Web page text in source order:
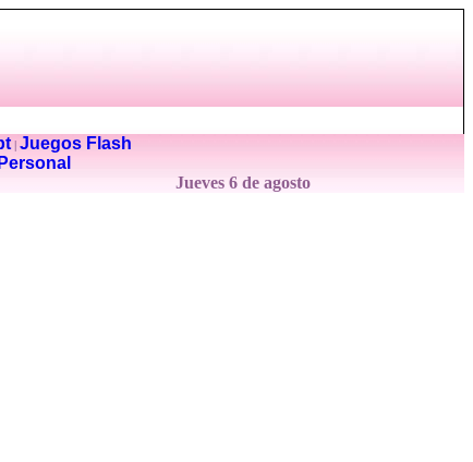
| Juegos Flash
Jueves 6 de agosto